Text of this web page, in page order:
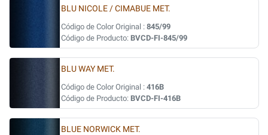
BLU NICOLE / CIMABUE MET.
Código de Color Original : 845/99
Código de Producto: BVCD-FI-845/99
BLU WAY MET.
Código de Color Original : 416B
Código de Producto: BVCD-FI-416B
BLUE NORWICK MET.